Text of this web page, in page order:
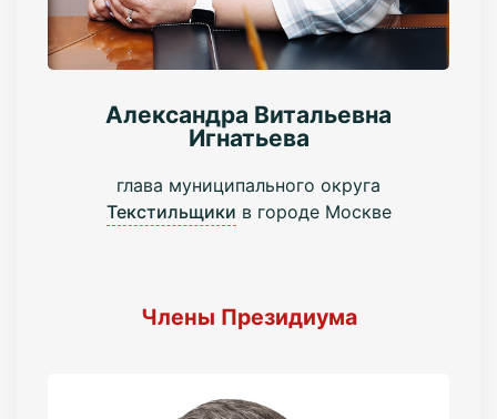
Александра Витальевна
Игнатьева
глава муниципального округа
Текстильщики в городе Москве
Члены Президиума